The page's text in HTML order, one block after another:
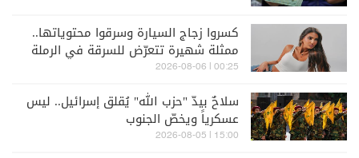
كسروا زجاج السيارة وسرقوا محتوياتها..
ممثلة شهيرة تتعرّض للسرقة في الرملة
البيضاء (فيديو)
00:25 | 2026-08-06
سلاحٌ بيدّ "حزب الله" يُقلق إسرائيل.. ليس
عسكرياً ويخصّ الجنوب
15:00 | 2026-08-05